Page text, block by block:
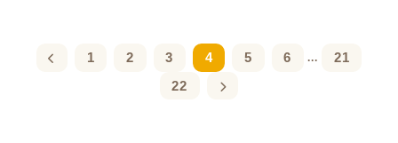
1 2 3 4 5 6 ...
21
22